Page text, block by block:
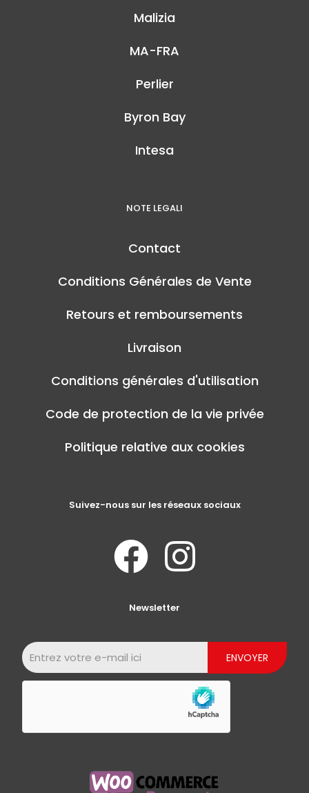
Malizia
MA-FRA
Perlier
Byron Bay
Intesa
NOTE LEGALI
Contact
Conditions Générales de Vente
Retours et remboursements
Livraison
Conditions générales d'utilisation
Code de protection de la vie privée
Politique relative aux cookies
Suivez-nous sur les réseaux sociaux
Newsletter